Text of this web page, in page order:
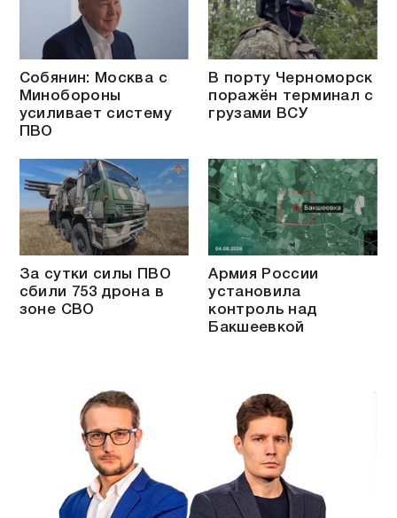
Собянин: Москва с
Минобороны
усиливает систему
ПВО
В порту Черноморск
поражён терминал с
грузами ВСУ
За сутки силы ПВО
сбили 753 дрона в
зоне СВО
Армия России
установила
контроль над
Бакшеевкой